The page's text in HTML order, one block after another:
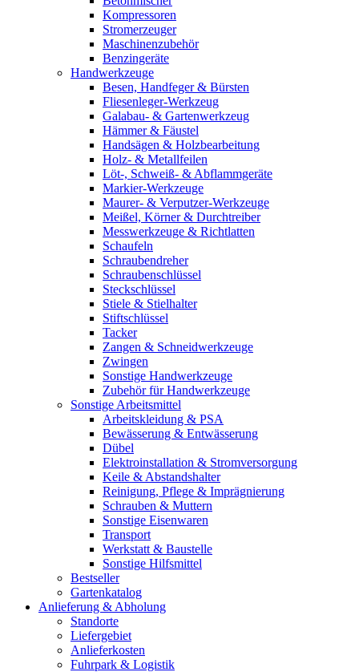
Kompressoren
Stromerzeuger
Maschinenzubehör
Benzingeräte
Handwerkzeuge
Besen, Handfeger & Bürsten
Fliesenleger-Werkzeug
Galabau- & Gartenwerkzeug
Hämmer & Fäustel
Handsägen & Holzbearbeitung
Holz- & Metallfeilen
Löt-, Schweiß- & Abflammgeräte
Markier-Werkzeuge
Maurer- & Verputzer-Werkzeuge
Meißel, Körner & Durchtreiber
Messwerkzeuge & Richtlatten
Schaufeln
Schraubendreher
Schraubenschlüssel
Steckschlüssel
Stiele & Stielhalter
Stiftschlüssel
Tacker
Zangen & Schneidwerkzeuge
Zwingen
Sonstige Handwerkzeuge
Zubehör für Handwerkzeuge
Sonstige Arbeitsmittel
Arbeitskleidung & PSA
Bewässerung & Entwässerung
Dübel
Elektroinstallation & Stromversorgung
Keile & Abstandshalter
Reinigung, Pflege & Imprägnierung
Schrauben & Muttern
Sonstige Eisenwaren
Transport
Werkstatt & Baustelle
Sonstige Hilfsmittel
Bestseller
Gartenkatalog
Anlieferung & Abholung
Standorte
Liefergebiet
Anlieferkosten
Fuhrpark & Logistik